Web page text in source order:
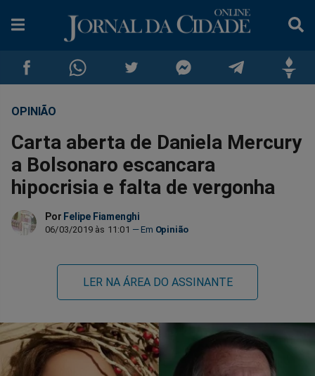
Compartilhar
no
Facebook
Compartilhar
no
Whatsapp
no
Twitter
no
Messenger
no
Telegram
no
Gettr
OPINIÃO
Carta aberta de Daniela Mercury
a Bolsonaro escancara
hipocrisia e falta de vergonha
Por Felipe Fiamenghi
06/03/2019 às 11:01 Opinião
LER NA ÁREA DO ASSINANTE